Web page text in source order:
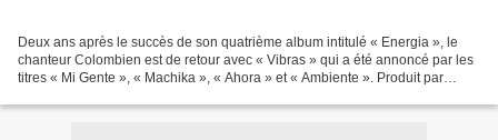
Deux ans après le succès de son quatrième album intitulé « Energia », le
chanteur Colombien est de retour avec « Vibras » qui a été annoncé par les
titres « Mi Gente », « Machika », « Ahora » et « Ambiente ». Produit par